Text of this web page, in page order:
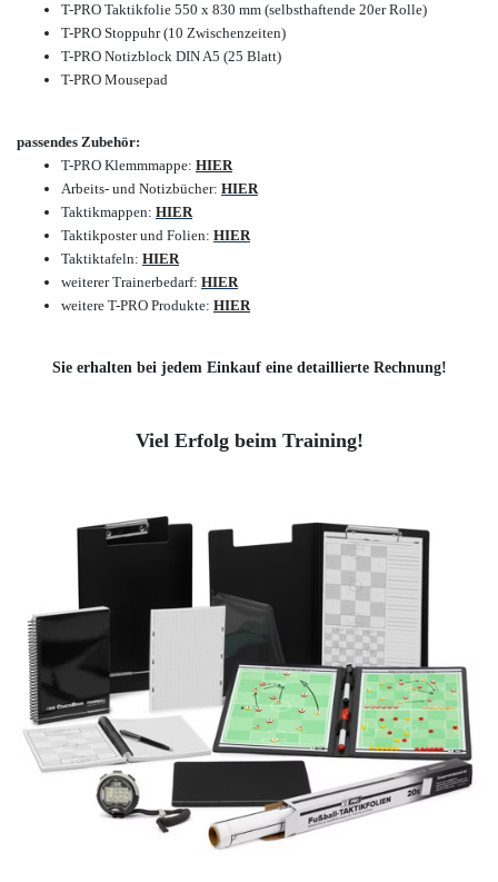
T-PRO Taktikfolie 550 x 830 mm (selbsthaftende 20er Rolle)
T-PRO Stoppuhr (10 Zwischenzeiten)
T-PRO Notizblock DIN A5 (25 Blatt)
T-PRO Mousepad
passendes Zubehör:
T-PRO Klemmmappe: HIER
Arbeits- und Notizbücher: HIER
Taktikmappen: HIER
Taktikposter und Folien: HIER
Taktiktafeln: HIER
weiterer Trainerbedarf: HIER
weitere T-PRO Produkte: HIER
Sie erhalten bei jedem Einkauf eine detaillierte Rechnung!
Viel Erfolg beim Training!